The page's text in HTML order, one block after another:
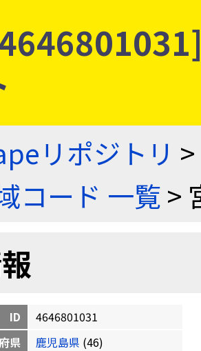
リポジトリ >
コード 一覧>
ID
4646801031
県
鹿児島県 (46)